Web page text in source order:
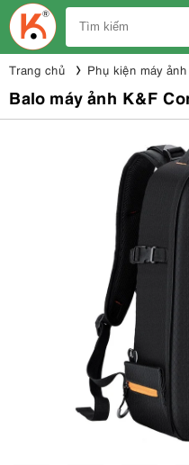
Trang chủ Phụ kiện máy ảnh
Balo máy ảnh K&F